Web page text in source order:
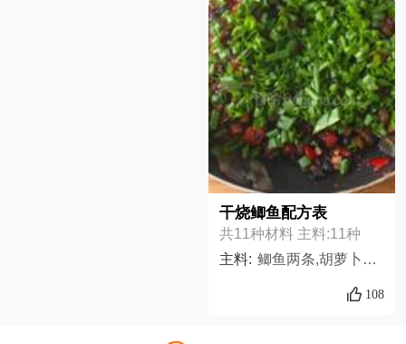
干烧鲫鱼配方表
共11种材料 主料:11种
主料: 鲫鱼两条,胡萝卜半根,芽菜小半碗,杏鲍菇半个,豆鼓小半碗,老姜适量,红椒一个,嫩姜两块,小葱2两,大葱一根,虎皮青椒一袋,
108